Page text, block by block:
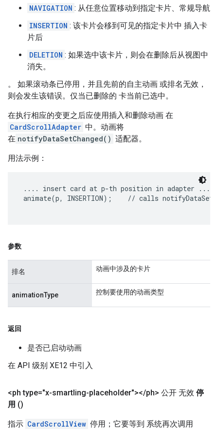
NAVIGATION : 从任意位置移动到指定卡片、常规导航
INSERTION : 该卡片会移到可见的指定卡片中 插入卡
片后
DELETION : 如果选中该卡片，则会在删除后从视图中
消失。
。 如果滚动条已停用，并且先前的自主动画 或排名无效，
则会发生该错误。仅当已删除的 卡当前已选中。
在执行相应的变更之后应使用插入和删除动画 在
CardScrollAdapter 中。动画将
在 notifyDataSetChanged() 适配器。
用法示例：
.... insert card at p-th position in adapter ....
animate(p, INSERTION);    // calls
参数
排名 动画中涉及的卡片
animationType 控制要使用的动画类型
返回
是否已启动动画
在 API 级别 XE12 中引入
<ph type="x-smartling-placeholder"></ph> 公开 无效 停
用 ()
指示 CardScrollView 停用；它要等到 系统再次调用